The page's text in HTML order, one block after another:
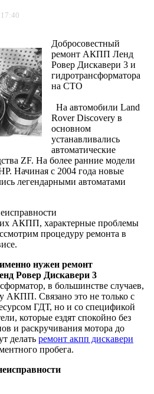
Добросовестный
ремонт АКПП Ленд
Ровер Дискавери 3 и
гидротрансформатора
на СТО
На автомобили Land
Rover Discovery в
основном
устанавливались
автоматические
ZF. На более ранние модели
Начиная с 2004 года новые
легендарными автоматами
АКПП, характерные проблемы
процедуру ремонта в
нужен ремонт
Ровер Дискавери 3
в большинстве случаев,
АКПП. Связано это не только с
ГДТ, но и со спецификой
которые ездят спокойно без
и раскручивания мотора до
делать ремонт акпп дискавери
пробега.